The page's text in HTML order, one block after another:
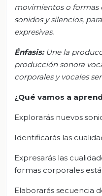
movimientos o formas
sonidos y silencios,
expresivas.
Énfasis: Une la
producción sonora
corporales y vocales
¿Qué vamos a
Explorarás nuevos
Identificarás las
Expresarás las
formas corporales
Elaborarás secuencia